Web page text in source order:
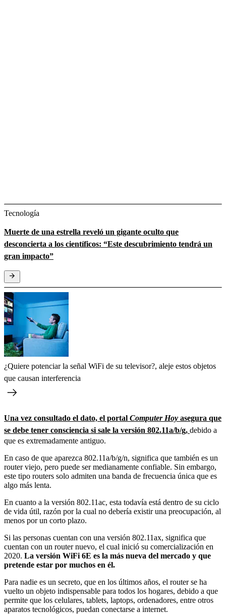
Tecnología
Muerte de una estrella reveló un gigante oculto que
desconcierta a los científicos: “Este descubrimiento tendrá un
gran impacto”
¿Quiere potenciar la señal WiFi de su televisor?, aleje estos objetos
que causan interferencia
Una vez consultado el dato, el portal Computer Hoy asegura que
se debe tener consciencia si sale la versión 802.11a/b/g, debido a
que es extremadamente antiguo.
En caso de que aparezca 802.11a/b/g/n, significa que también es un
router viejo, pero puede ser medianamente confiable. Sin embargo,
este tipo routers solo admiten una banda de frecuencia única que es
algo más lenta.
En cuanto a la versión 802.11ac, esta todavía está dentro de su ciclo
de vida útil, razón por la cual no debería existir una preocupación, al
menos por un corto plazo.
Si las personas cuentan con una versión 802.11ax, significa que
cuentan con un router nuevo, el cual inició su comercialización en
2020. La versión WiFi 6E es la más nueva del mercado y que
pretende estar por muchos en él.
Para nadie es un secreto, que en los últimos años, el router se ha
vuelto un objeto indispensable para todos los hogares, debido a que
permite que los celulares, tablets, laptops, ordenadores, entre otros
aparatos tecnológicos, puedan conectarse a internet.